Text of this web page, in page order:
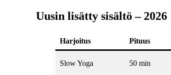
Uusin lisätty sisältö – 2026
Harjoitus Pituus
Slow Yoga 50 min